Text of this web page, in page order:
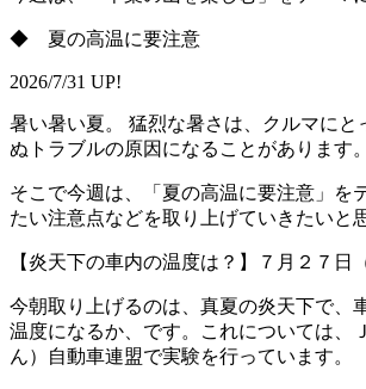
◆ 夏の高温に要注意
2026/7/31 UP!
暑い暑い夏。 猛烈な暑さは、クルマにと
ぬトラブルの原因になることがあります。
そこで今週は、「夏の高温に要注意」を
たい注意点などを取り上げていきたいと
【炎天下の車内の温度は？】７月２７日
今朝取り上げるのは、真夏の炎天下で、
温度になるか、です。これについては、
ん）自動車連盟で実験を行っています。